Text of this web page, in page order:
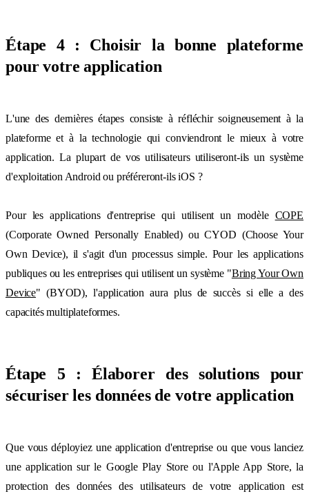
Étape 4 : Choisir la bonne plateforme
pour votre application
L'une des dernières étapes consiste à réfléchir soigneusement à la
plateforme et à la technologie qui conviendront le mieux à votre
application. La plupart de vos utilisateurs utiliseront-ils un système
d'exploitation Android ou préféreront-ils iOS ?
Pour les applications d'entreprise qui utilisent un modèle COPE
(Corporate Owned Personally Enabled) ou CYOD (Choose Your
Own Device), il s'agit d'un processus simple. Pour les applications
publiques ou les entreprises qui utilisent un système "Bring Your Own
Device" (BYOD), l'application aura plus de succès si elle a des
capacités multiplateformes.
Étape 5 : Élaborer des solutions pour
sécuriser les données de votre application
Que vous déployiez une application d'entreprise ou que vous lanciez
une application sur le Google Play Store ou l'Apple App Store, la
protection des données des utilisateurs de votre application est